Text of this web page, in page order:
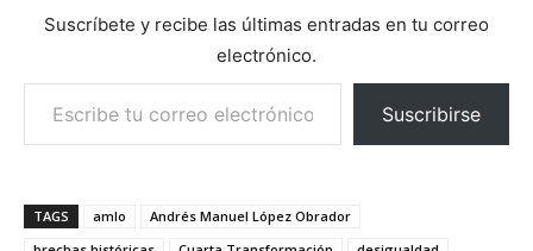
Suscríbete y recibe las últimas entradas en tu correo
electrónico.
Escribe tu correo electrónico…
Suscribirse
TAGS amlo
Andrés Manuel López Obrador